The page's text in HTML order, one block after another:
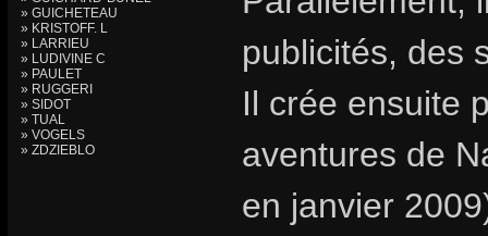
» GUICHETEAU
» KRISTOFF. L
» LARRIEU
» LUDIVINE C
» PAULET
» RUGGERI
» SIDOT
» TUAL
» VOGELS
» ZDZIEBLO
publicités, des
Il crée ensuite
aventures de
en janvier